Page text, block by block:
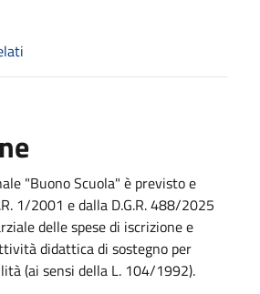
"Buono Scuola" è previsto e
1/2001 e dalla D.G.R. 488/2025
delle spese di iscrizione e
didattica di sostegno per
(ai sensi della L. 104/1992).